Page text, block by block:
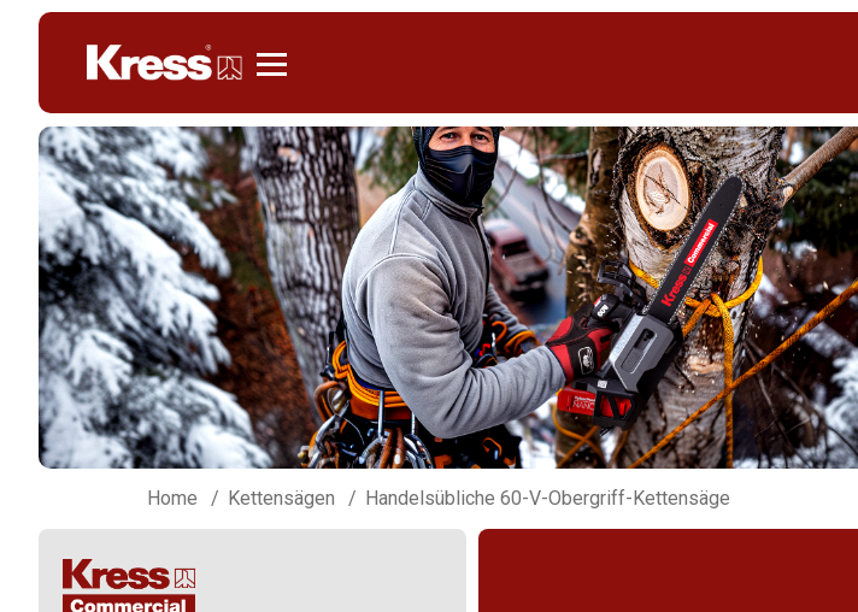
Home Kettensägen Handelsübliche 60-V-Obergriff-Kettensäge